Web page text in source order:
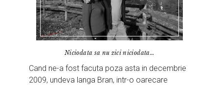
Niciodata sa nu zici niciodata…
Cand ne-a fost facuta poza asta in decembrie
2009, undeva langa Bran, intr-o oarecare